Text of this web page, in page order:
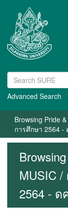
Advanced Search
Browsing Pride
การศึกษา 2564 -
MUSIC
2564 - ด